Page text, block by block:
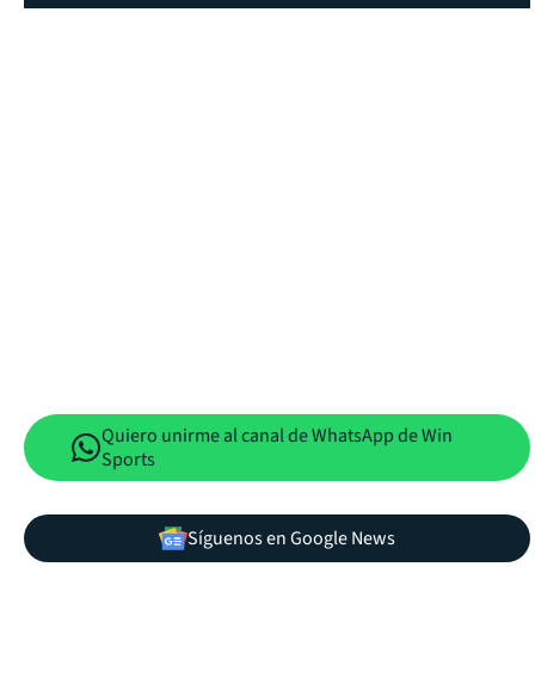
Quiero unirme al canal de WhatsApp de Win
Sports
Síguenos en Google News